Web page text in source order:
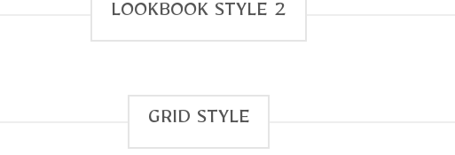
LOOKBOOK STYLE 2
GRID STYLE